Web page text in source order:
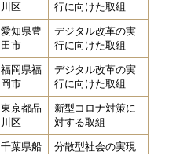
川区
行に向けた取組
愛知県豊
田市
デジタル改革の実
行に向けた取組
福岡県福
岡市
デジタル改革の実
行に向けた取組
東京都品
川区
新型コロナ対策に
対する取組
千葉県船
分散型社会の実現